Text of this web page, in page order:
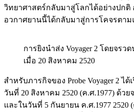
วิทยาศาสตร์กลับมาสู่โลกได้อย่างปกติ
อวกาศยานนี้ได้กลับมาสู่การโคจรตาม
การยิงนำส่ง Voyager 2 โดยจรวด
เมื่อ 20 สิงหาคม 2520
สำหรับภารกิจของ Probe Voyager 2 ไ
วันที่ 20 สิงหาคม 2520 (ค.ศ.1977) ด้วย
และในวันที่ 5 กันยายน ค.ศ.1977 2520